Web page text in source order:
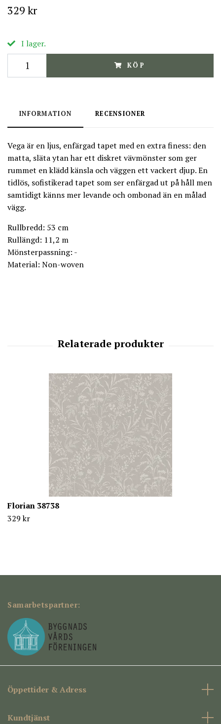
329 kr
I lager.
KÖP
INFORMATION RECENSIONER
Vega är en ljus, enfärgad tapet med en extra finess: den
matta, släta ytan har ett diskret vävmönster som ger
rummet en klädd känsla och väggen ett vackert djup. En
tidlös, sofistikerad tapet som ser enfärgad ut på håll men
samtidigt känns mer levande och ombonad än en målad
vägg.
Rullbredd: 53 cm
Rullängd: 11,2 m
Mönsterpassning: -
Material: Non-woven
Florian 38738
329 kr
Samarbetspartner:
Öppettider & Adress
Kundtjänst